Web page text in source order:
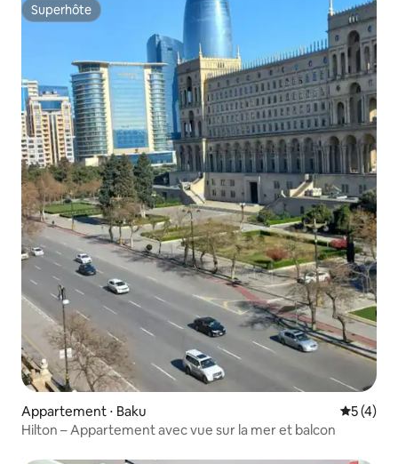
Superhôte
Superhôte
Appartement ⋅ Baku
5 (4)
Hilton – Appartement avec vue sur la mer et balcon